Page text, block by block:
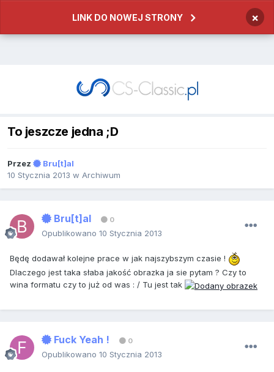
LINK DO NOWEJ STRONY ×
To jeszcze jedna ;D
Przez
Bru[t]al
10 Stycznia 2013 w Archiwum
Bru[t]al 0
Opublikowano 10 Stycznia 2013
Będę dodawał kolejne prace w jak najszybszym czasie !
Dlaczego jest taka słaba jakość obrazka ja sie pytam ? Czy to
wina formatu czy to już od was : / Tu jest tak
Fuck Yeah ! 0
Opublikowano 10 Stycznia 2013